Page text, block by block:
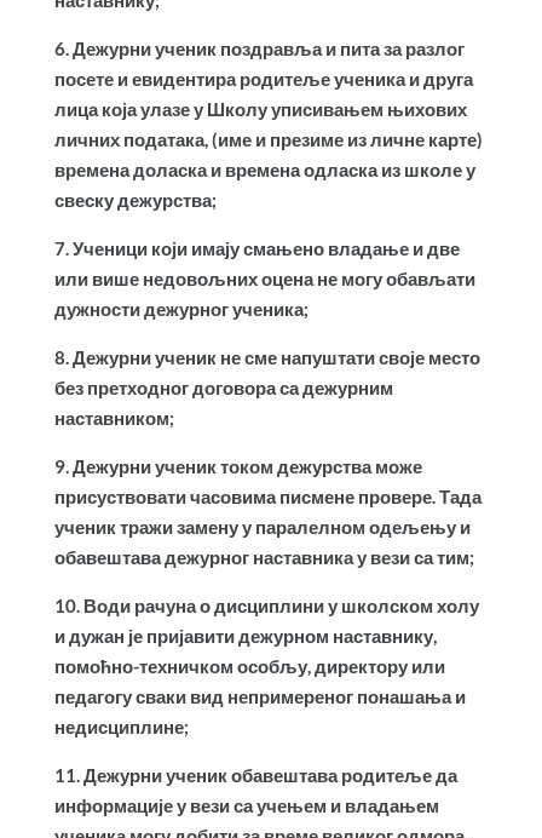
6. Дежурни ученик поздравља и пита за разлог
посете и евидентира родитеље ученика и друга
лица која улазе у Школу уписивањем њихових
личних података, (име и презиме из личне карте)
времена доласка и времена одласка из школе у
свеску дежурства;
7. Ученици који имају смањено владање и две
или више недовољних оцена не могу обављати
дужности дежурног ученика;
8. Дежурни ученик не сме напуштати своје место
без претходног договора са дежурним
наставником;
9. Дежурни ученик током дежурства може
присуствовати часовима писмене провере. Тада
ученик тражи замену у паралелном одељењу и
обавештава дежурног наставника у вези са тим;
10. Води рачуна о дисциплини у школском холу
и дужан је пријавити дежурном наставнику,
помоћно-техничком особљу, директору или
педагогу сваки вид непримереног понашања и
недисциплине;
11. Дежурни ученик обавештава родитеље да
информације у вези са учењем и владањем